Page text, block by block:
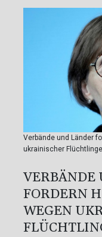
Verbände und Länder
ukrainischer Flüchtlinge
VERBÄNDE
FORDERN
WEGEN